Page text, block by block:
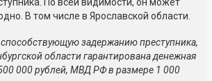
По всей видимости, он может
В том числе в Ярославской области.
задержанию преступника,
области гарантирована денежная
000 рублей, МВД РФ в размере 1 000